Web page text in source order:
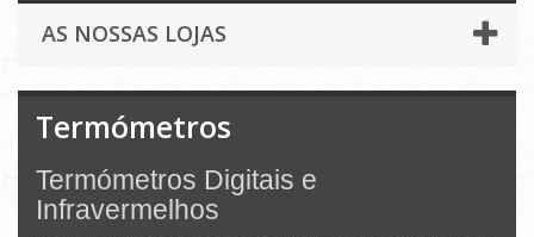
AS NOSSAS LOJAS
Termómetros
Termómetros Digitais e
Infravermelhos